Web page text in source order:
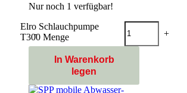
Nur noch 1 verfügbar!
-
Elro Schlauchpumpe
T300 Menge
+
In Warenkorb
legen